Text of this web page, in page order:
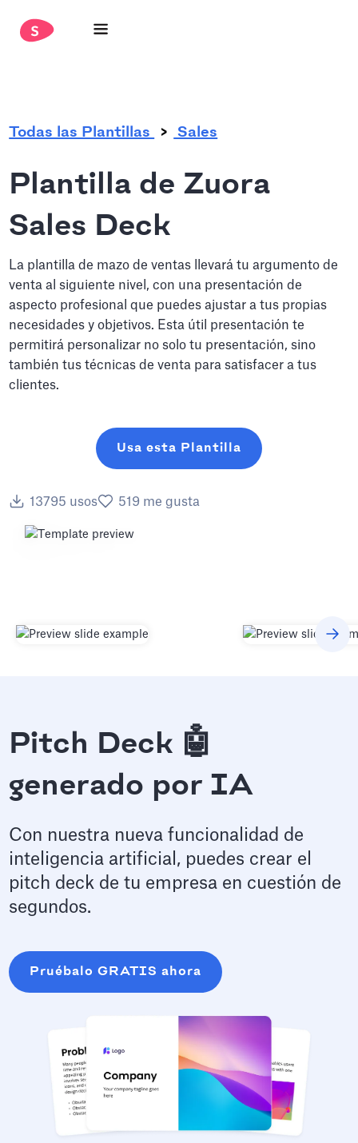
Todas las Plantillas Sales
Plantilla de Zuora
Sales Deck
La plantilla de mazo de ventas llevará tu argumento de
venta al siguiente nivel, con una presentación de
aspecto profesional que puedes ajustar a tus propias
necesidades y objetivos. Esta útil presentación te
permitirá personalizar no solo tu presentación, sino
también tus técnicas de venta para satisfacer a tus
clientes.
Usa esta Plantilla
13795 usos 519 me gusta
Pitch Deck 🤖
generado por IA
Con nuestra nueva funcionalidad de
inteligencia artificial, puedes crear el
pitch deck de tu empresa en cuestión de
segundos.
Pruébalo GRATIS ahora